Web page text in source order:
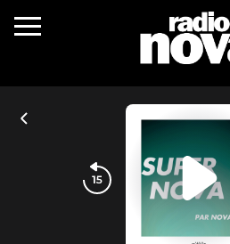
c’était quoi ?
podcasts